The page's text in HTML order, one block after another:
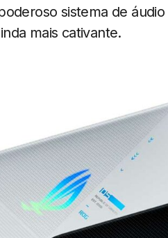
sistema de
mais cativante.